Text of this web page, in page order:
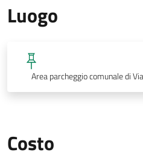
Luogo
Area parcheggio comunale di
Costo